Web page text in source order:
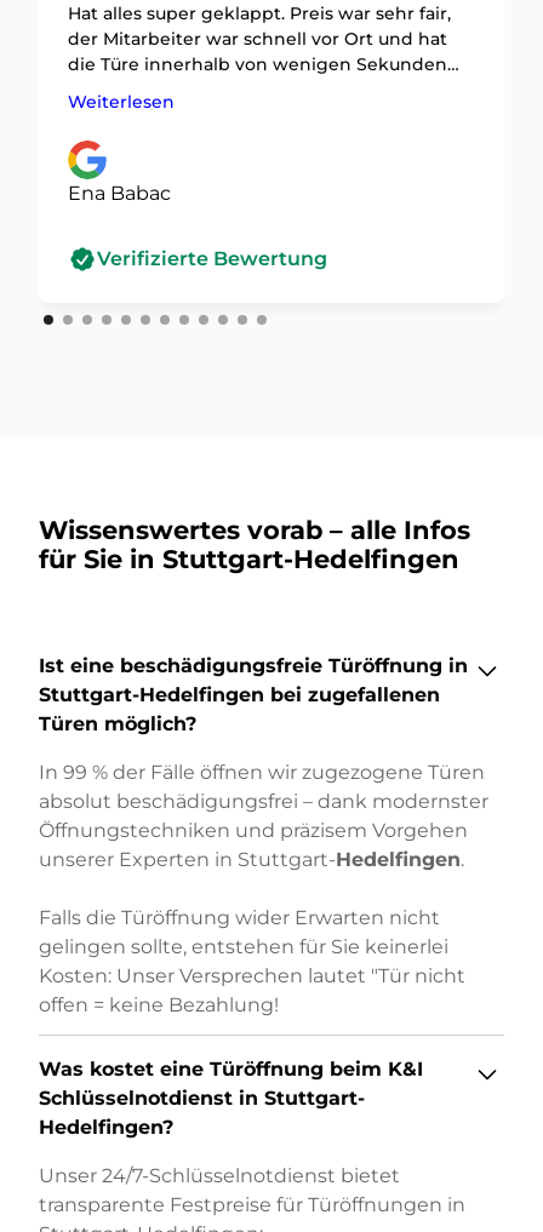
Hat alles super geklappt. Preis war sehr fair,
der Mitarbeiter war schnell vor Ort und hat
die Türe innerhalb von wenigen Sekunden
geöffnet. Ein großes Lob! Meine Empfehlung
hat er definitiv!
Weiterlesen
Ena Babac
Verifizierte Bewertung
Wissenswertes vorab – alle Infos
für Sie in Stuttgart-Hedelfingen
Ist eine beschädigungsfreie Türöffnung in
Stuttgart-Hedelfingen bei zugefallenen
Türen möglich?
In 99 % der Fälle öffnen wir zugezogene Türen
absolut beschädigungsfrei – dank modernster
Öffnungstechniken und präzisem Vorgehen
unserer Experten in Stuttgart-Hedelfingen.
Falls die Türöffnung wider Erwarten nicht
gelingen sollte, entstehen für Sie keinerlei
Kosten: Unser Versprechen lautet "Tür nicht
offen = keine Bezahlung!
Was kostet eine Türöffnung beim K&I
Schlüsselnotdienst in Stuttgart-
Hedelfingen?
Unser 24/7-Schlüsselnotdienst bietet
transparente Festpreise für Türöffnungen in